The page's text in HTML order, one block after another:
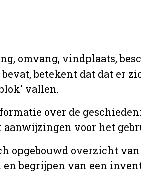
omvang, vindplaats,
betekent dat dat er
vallen.
over de
voor het
opgebouwd overzicht
begrijpen van een